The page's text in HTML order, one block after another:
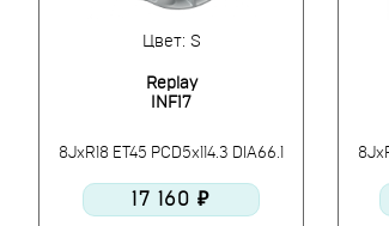
Цвет: S
Replay
INF17
8JxR18 ET45 PCD5x114.3 DIA66.1
17 160 ₽